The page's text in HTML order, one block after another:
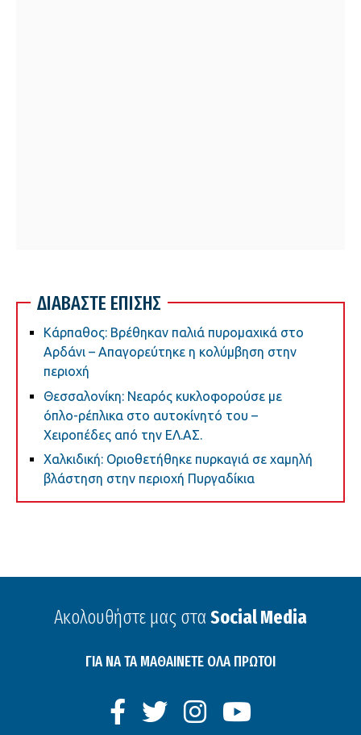
ΔΙΑΒΑΣΤΕ ΕΠΙΣΗΣ
Κάρπαθος: Βρέθηκαν παλιά πυρομαχικά στο
Αρδάνι – Απαγορεύτηκε η κολύμβηση στην
περιοχή
Θεσσαλονίκη: Νεαρός κυκλοφορούσε με
όπλο-ρέπλικα στο αυτοκίνητό του –
Χειροπέδες από την ΕΛ.ΑΣ.
Χαλκιδική: Οριοθετήθηκε πυρκαγιά σε χαμηλή
βλάστηση στην περιοχή Πυργαδίκια
Ακολουθήστε μας στα Social Media
ΓΙΑ ΝΑ ΤΑ ΜΑΘΑΙΝΕΤΕ ΟΛΑ ΠΡΩΤΟΙ